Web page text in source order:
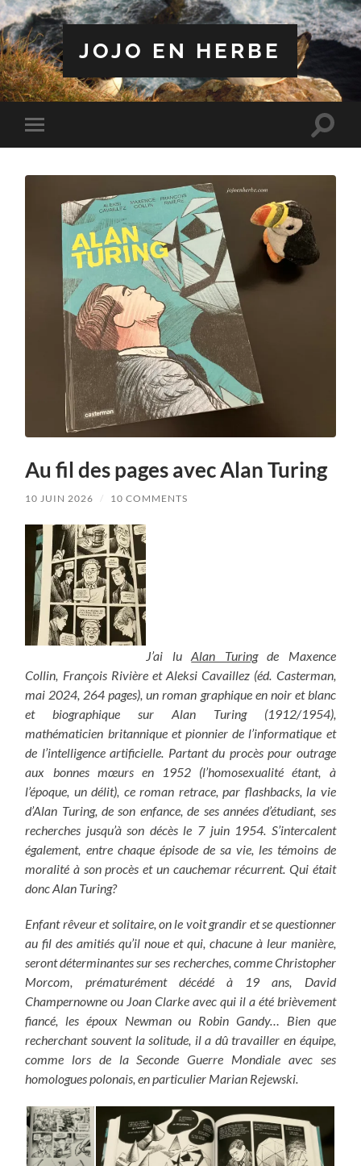
JOJO EN HERBE
Toggle
mobile
Toggle
Au fil des pages avec Alan Turing
10 JUIN 2026 / 10 COMMENTS
J’ai luAlan Turingde Maxence
Collin, François Rivière et Aleksi Cavaillez (éd. Casterman,
mai 2024, 264 pages), un roman graphique en noir et blanc
et biographique sur Alan Turing (1912/1954),
mathématicien britannique et pionnier de l’informatique et
de l’intelligence artificielle. Partant du procès pour outrage
aux bonnes mœurs en 1952 (l’homosexualité étant, à
l’époque, un délit), ce roman retrace, par flashbacks, la vie
d’Alan Turing, de son enfance, de ses années d’étudiant, ses
recherches jusqu’à son décès le 7 juin 1954. S’intercalent
également, entre chaque épisode de sa vie, les témoins de
moralité à son procès et un cauchemar récurrent. Qui était
donc Alan Turing?
Enfant rêveur et solitaire, on le voit grandir et se questionner
au fil des amitiés qu’il noue et qui, chacune à leur manière,
seront déterminantes sur ses recherches, comme Christopher
Morcom, prématurément décédé à 19 ans, David
Champernowne ou Joan Clarke avec qui il a été brièvement
fiancé, les époux Newman ou Robin Gandy… Bien que
recherchant souvent la solitude, il a dû travailler en équipe,
comme lors de la Seconde Guerre Mondiale avec ses
homologues polonais, en particulier Marian Rejewski.